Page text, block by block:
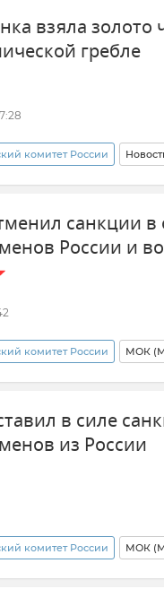
взяла
гребле
комитет России
санкции
России и
комитет России МОК
игры Россия
в силе
из России
комитет России МОК
В мире Россия